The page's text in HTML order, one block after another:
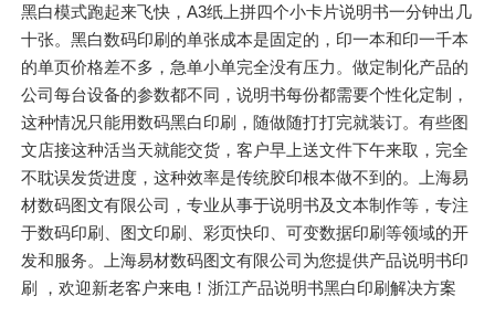
黑白模式跑起来飞快，A3纸上拼四个小卡片说明书一分钟出几
十张。黑白数码印刷的单张成本是固定的，印一本和印一千本
的单页价格差不多，急单小单完全没有压力。做定制化产品的
公司每台设备的参数都不同，说明书每份都需要个性化定制，
这种情况只能用数码黑白印刷，随做随打打完就装订。有些图
文店接这种活当天就能交货，客户早上送文件下午来取，完全
不耽误发货进度，这种效率是传统胶印根本做不到的。上海易
材数码图文有限公司，专业从事于说明书及文本制作等，专注
于数码印刷、图文印刷、彩页快印、可变数据印刷等领域的开
发和服务。上海易材数码图文有限公司为您提供产品说明书印
刷 ，欢迎新老客户来电！浙江产品说明书黑白印刷解决方案